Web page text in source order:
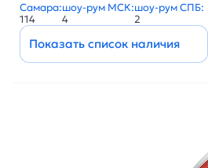
Самара:
114
шоу-рум МСК:
4
шоу-рум СПБ:
2
Показать список наличия